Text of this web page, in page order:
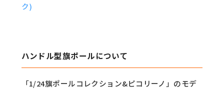
ク)
ハンドル型旗ポールについて
「1/24旗ポールコレクション&ピコリーノ」のモデ